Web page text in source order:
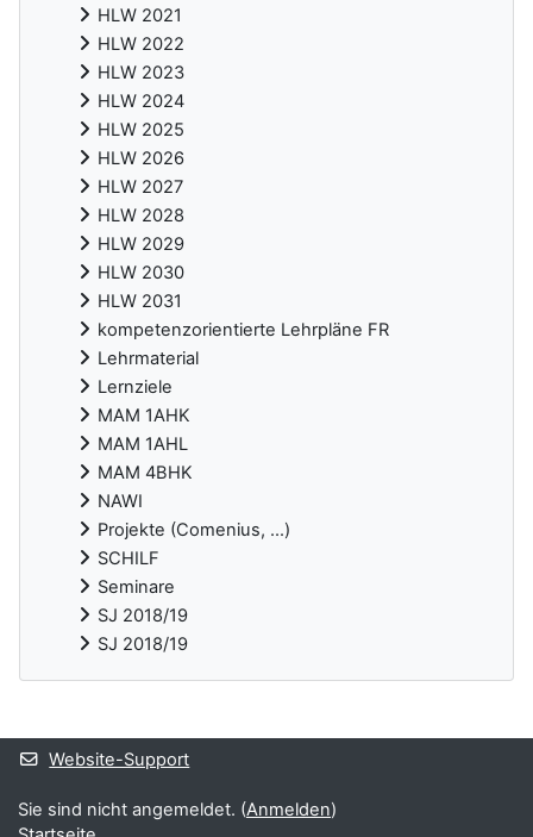
HLW 2021
HLW 2022
HLW 2023
HLW 2024
HLW 2025
HLW 2026
HLW 2027
HLW 2028
HLW 2029
HLW 2030
HLW 2031
kompetenzorientierte Lehrpläne FR
Lehrmaterial
Lernziele
MAM 1AHK
MAM 1AHL
MAM 4BHK
NAWI
Projekte (Comenius, ...)
SCHILF
Seminare
SJ 2018/19
SJ 2018/19
Ergänzungsblöcke
Website-Support
Sie sind nicht angemeldet. (Anmelden)